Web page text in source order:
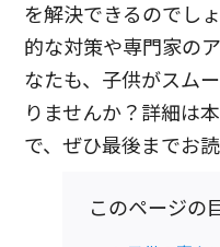
を解決できるのでし
的な対策や専門家の
なたも、子供がスム
りませんか？詳細は
で、ぜひ最後までお
このページの